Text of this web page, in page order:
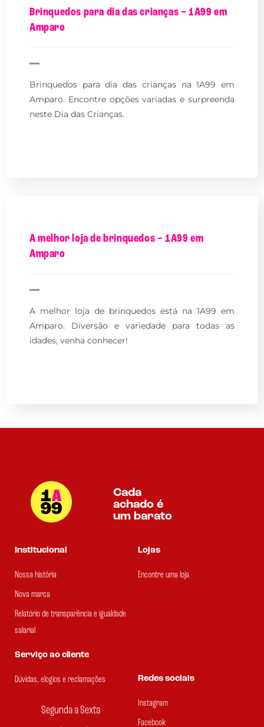
Brinquedos para dia das crianças – 1A99 em
Amparo
Brinquedos para dia das crianças na 1A99 em
Amparo. Encontre opções variadas e surpreenda
neste Dia das Crianças.
A melhor loja de brinquedos – 1A99 em
Amparo
A melhor loja de brinquedos está na 1A99 em
Amparo. Diversão e variedade para todas as
idades, venha conhecer!
Cada
achado é
um barato
Institucional
Nossa história
Nova marca
Relatório de transparência e igualdade
salarial
Lojas
Encontre uma loja
Serviço ao cliente
Dúvidas, elogios e reclamações
Segunda a Sexta
Redes sociais
Instagram
Facebook